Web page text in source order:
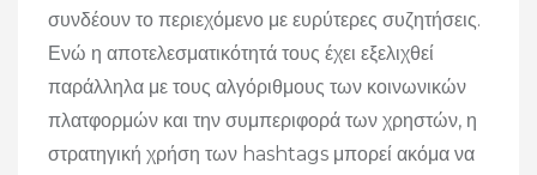
συνδέουν το περιεχόμενο με ευρύτερες συζητήσεις.
Ενώ η αποτελεσματικότητά τους έχει εξελιχθεί
παράλληλα με τους αλγόριθμους των κοινωνικών
πλατφορμών και την συμπεριφορά των χρηστών, η
στρατηγική χρήση των hashtags μπορεί ακόμα να